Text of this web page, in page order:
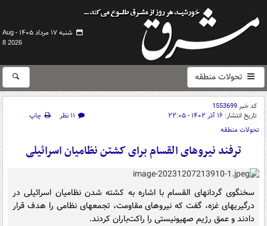
شنبه ۱۷ مرداد ۱۴۰۵ -
Aug
8 2026
تحولات منطقه
کد خبر1553699
تاریخ انتشار: ۱۶ آذر ۱۴۰۲ - ۲۲:۰۵ ۱۱ نظر
چاپ
تحولات منطقه
ترفند نیروهای القسام برای کشتن نظامیان اسرائیلی
سخنگوی گردانهای القسام با اشاره به کشته شدن نظامیان اسرائیلی در
درگیریهای غزه، گفت که نیروهای مقاومت، تجمعهای نظامی را هدف قرار
دادند و عمق رژیم صهیونیستی را راکت‌باران کردند.